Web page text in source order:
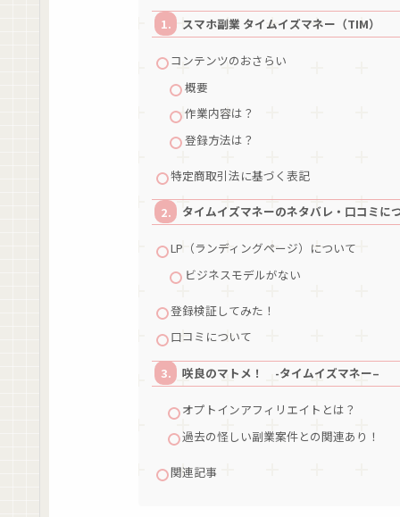
スマホ副業 タイムイズマネー（TIM）
コンテンツのおさらい
概要
作業内容は？
登録方法は？
特定商取引法に基づく表記
タイムイズマネーのネタバレ・口コミ
LP（ランディングページ）について
ビジネスモデルがない
登録検証してみた！
口コミについて
咲良のマトメ！ -タイムイズマネー–
オプトインアフィリエイトとは？
過去の怪しい副業案件との関連あり！
関連記事